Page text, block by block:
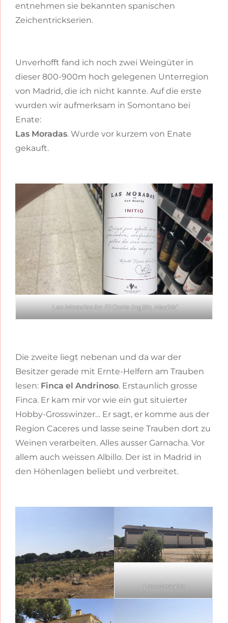
entnehmen sie bekannten spanischen
Zeichentrickserien.
Unverhofft fand ich noch zwei Weingüter in
dieser 800-900m hoch gelegenen Unterregion
von Madrid, die ich nicht kannte. Auf die erste
wurden wir aufmerksam in Somontano bei
Enate:
Las Moradas. Wurde vor kurzem von Enate
gekauft.
Las Moradas im El Corte Inglés, Madrid
Die zweite liegt nebenan und da war der
Besitzer gerade mit Ernte-Helfern am Trauben
lesen: Finca el Andrinoso. Erstaunlich grosse
Finca. Er kam mir vor wie ein gut situierter
Hobby-Grosswinzer… Er sagt, er komme aus der
Region Caceres und lasse seine Trauben dort zu
Weinen verarbeiten. Alles ausser Garnacha. Vor
allem auch weissen Albillo. Der ist in Madrid in
den Höhenlagen beliebt und verbreitet.
Las Moradas